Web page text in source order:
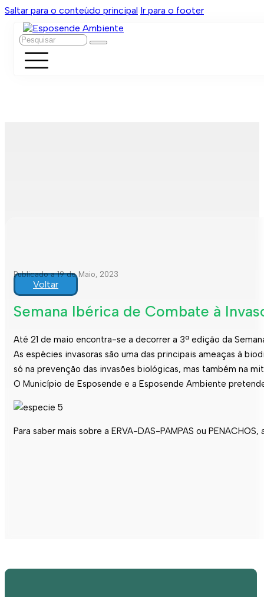
Saltar para o conteúdo principal Ir para o footer
Pesquisar
Publicado a 19 de Maio, 2023
Voltar
Semana Ibérica de Combate à
Até 21 de maio encontra-se a decorrer a 3ª edição da
As espécies invasoras são uma das principais ameaças à
só na prevenção das invasões biológicas, mas também na
O Município de Esposende e a Esposende Ambiente
Para saber mais sobre a ERVA-DAS-PAMPAS ou